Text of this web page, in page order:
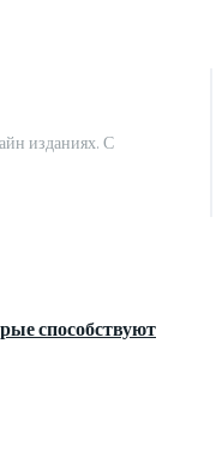
изданиях. С
способствуют